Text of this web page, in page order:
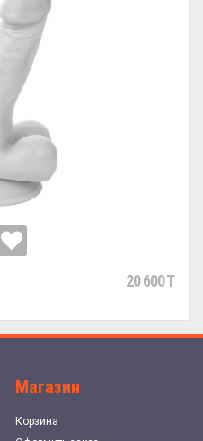
20 600 T
Магазин
Корзина